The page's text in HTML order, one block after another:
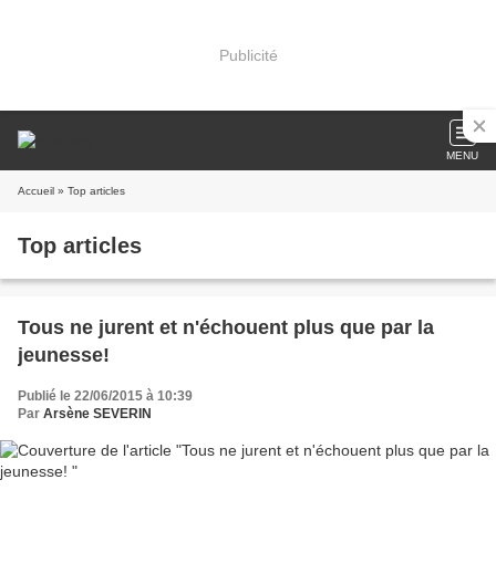
Publicité
MENU
Accueil » Top articles
Top articles
Tous ne jurent et n'échouent plus que par la
jeunesse!
Publié le 22/06/2015 à 10:39
Par Arsène SEVERIN